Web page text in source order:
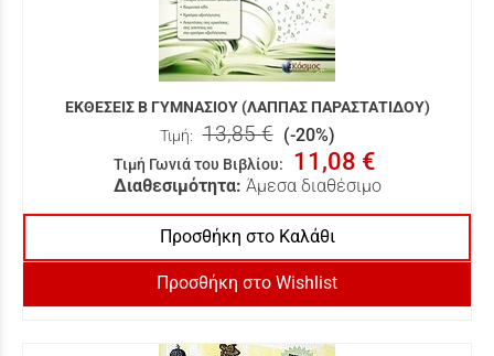
ΕΚΘΕΣΕΙΣ Β ΓΥΜΝΑΣΙΟΥ (ΛΑΠΠΑΣ ΠΑΡΑΣΤΑΤΙΔΟΥ)
Τιμή: 13,85 € (-20%)
Τιμή Γωνιά του Βιβλίου: 11,08 €
Διαθεσιμότητα: Άμεσα διαθέσιμο
Προσθήκη στο Καλάθι
Προσθήκη στο Wishlist